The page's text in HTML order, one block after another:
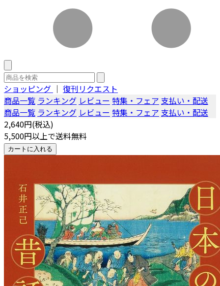
ショッピング ｜ 復刊リクエスト
商品一覧 ランキング レビュー 特集・フェア 支払い・配送
商品一覧 ランキング レビュー 特集・フェア 支払い・配送
2,640円(税込)
5,500円以上で送料無料
カートに入れる